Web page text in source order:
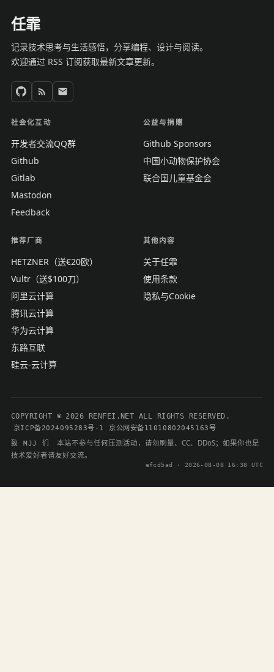
任霏
记录技术思考与生活感悟，分享编程、设计与阅读。
欢迎通过 RSS 订阅获取最新文章更新。
社会化互动
开发者交流QQ群
Github
Gitlab
Mastodon
Feedback
公益与捐赠
Github Sponsors
中国小动物保护协会
联合国儿童基金会
推荐厂商
HETZNER（送€20欧）
Vultr（送$100刀）
阿里云计算
腾讯云计算
华为云计算
东路互联
硅云-云计算
其他内容
关于任霏
使用条款
隐私与Cookie
COPYRIGHT © 2026 RENFEI.NET ALL RIGHTS RESERVED.
京ICP备2024095283号-1
京公网安备11010802045163号
致 MJJ 们
本站不参与任何压测活动，请勿刷量、CC、DDoS；如果你也是
技术爱好者请友好交流。
efcd5ad · 2026-08-08 16:38 UTC